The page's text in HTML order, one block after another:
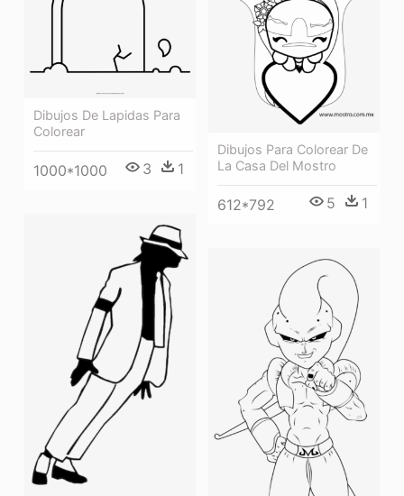
Dibujos Para Colorear De
La Casa Del Mostro
612*792 5 1
Dibujos De Lapidas Para
Colorear
1000*1000 3 1